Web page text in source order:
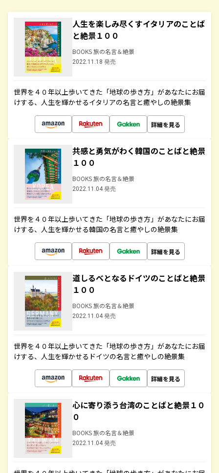
人生を楽しみ尽くすイタリアのことば
と絶景１００
BOOKS 旅の名言＆絶景
2022.11.18 発売
世界を４０年以上歩いてきた「地球の歩き方」があなたにお届
けする、人生を輝かせるイタリアの名言と癒やしの絶景集
詳細を見る
共感と勇気がわく韓国のことばと絶景
１００
BOOKS 旅の名言＆絶景
2022.11.04 発売
世界を４０年以上歩いてきた「地球の歩き方」があなたにお届
けする、人生を輝かせる韓国の名言と癒やしの絶景集
詳細を見る
道しるべとなるドイツのことばと絶景
１００
BOOKS 旅の名言＆絶景
2022.11.04 発売
世界を４０年以上歩いてきた「地球の歩き方」があなたにお届
けする、人生を輝かせるドイツの名言と癒やしの絶景集
詳細を見る
心に寄り添う台湾のことばと絶景１０
０
BOOKS 旅の名言＆絶景
2022.11.04 発売